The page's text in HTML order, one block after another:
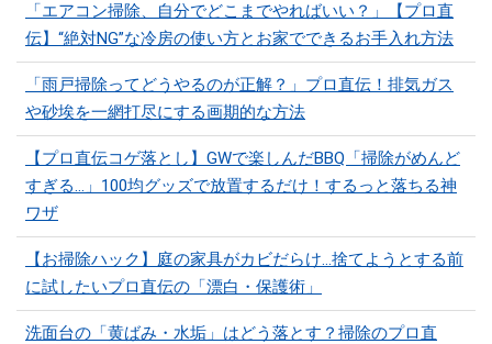
「エアコン掃除、自分でどこまでやればいい？」【プロ直
伝】“絶対NG”な冷房の使い方とお家でできるお手入れ方法
「雨戸掃除ってどうやるのが正解？」プロ直伝！排気ガス
や砂埃を一網打尽にする画期的な方法
【プロ直伝コゲ落とし】GWで楽しんだBBQ「掃除がめんど
すぎる…」100均グッズで放置するだけ！するっと落ちる神
ワザ
【お掃除ハック】庭の家具がカビだらけ…捨てようとする前
に試したいプロ直伝の「漂白・保護術」
洗面台の「黄ばみ・水垢」はどう落とす？掃除のプロ直